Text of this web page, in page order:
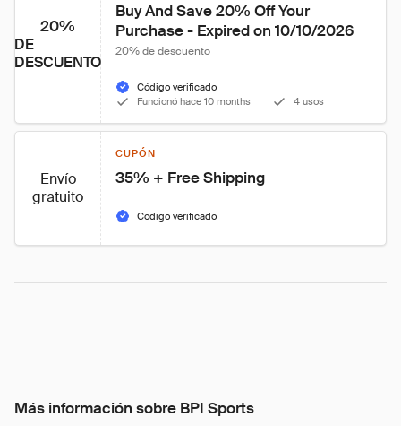
20%
DE
DESCUENTO
Buy And Save 20% Off Your
Purchase - Expired on 10/10/2026
20% de descuento
Código verificado
Funcionó hace 10 months
4 usos
Envío
gratuito
CUPÓN
35% + Free Shipping
Código verificado
Más información sobre BPI Sports